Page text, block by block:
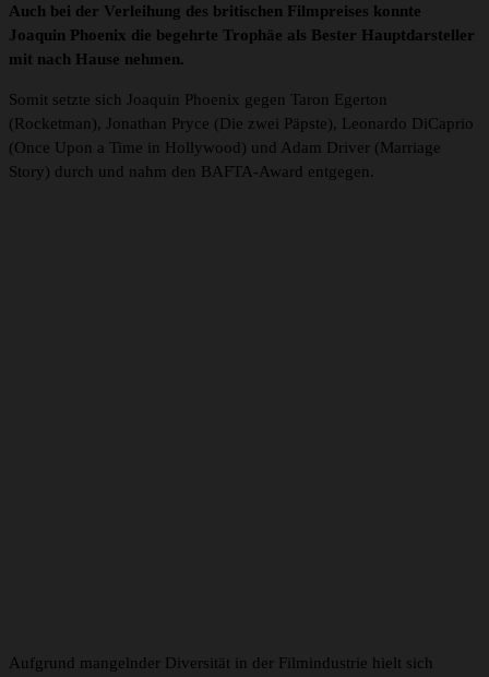
Auch bei der Verleihung des britischen Filmpreises konnte
Joaquin Phoenix die begehrte Trophäe als Bester Hauptdarsteller
mit nach Hause nehmen.
Somit setzte sich Joaquin Phoenix gegen Taron Egerton
(Rocketman), Jonathan Pryce (Die zwei Päpste), Leonardo DiCaprio
(Once Upon a Time in Hollywood) und Adam Driver (Marriage
Story) durch und nahm den BAFTA-Award entgegen.
Aufgrund mangelnder Diversität in der Filmindustrie hielt sich